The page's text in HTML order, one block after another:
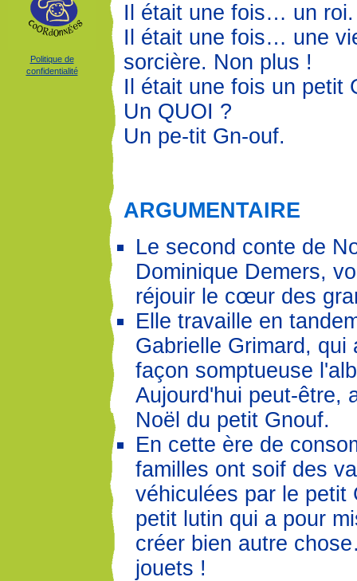
Politique de
confidentialité
Il était une fois… un
Il était une fois… une
sorcière. Non plus !
Il était une fois un petit
Un QUOI ?
Un pe-tit Gn-ouf.
ARGUMENTAIRE
Le second conte de
Dominique Demers,
réjouir le cœur des
Elle travaille en
Gabrielle Grimard, qui
façon somptueuse
Aujourd'hui peut-être,
Noël du petit Gnouf.
En cette ère de
familles ont soif des
véhiculées par le petit
petit lutin qui a pour
créer bien autre
jouets !